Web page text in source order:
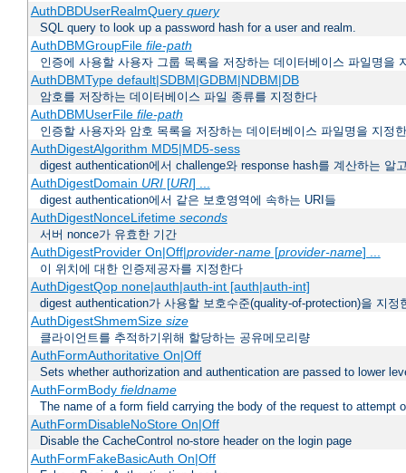
AuthDBDUserRealmQuery query
SQL query to look up a password hash for a user and realm.
AuthDBMGroupFile file-path
인증에 사용할 사용자 그룹 목록을 저장하는 데이터베이스 파일명을
AuthDBMType default|SDBM|GDBM|NDBM|DB
암호를 저장하는 데이터베이스 파일 종류를 지정한다
AuthDBMUserFile file-path
인증할 사용자와 암호 목록을 저장하는 데이터베이스 파일명을 지정
AuthDigestAlgorithm MD5|MD5-sess
digest authentication에서 challenge와 response hash를 계산하는 알
AuthDigestDomain URI[URI] ...
digest authentication에서 같은 보호영역에 속하는 URI들
AuthDigestNonceLifetime seconds
서버 nonce가 유효한 기간
AuthDigestProvider On|Off|provider-name[provider-name] ...
이 위치에 대한 인증제공자를 지정한다
AuthDigestQop none|auth|auth-int [auth|auth-int]
digest authentication가 사용할 보호수준(quality-of-protection)을 지정
AuthDigestShmemSize size
클라이언트를 추적하기위해 할당하는 공유메모리량
AuthFormAuthoritative On|Off
Sets whether authorization and authentication are passed to lower
AuthFormBody fieldname
The name of a form field carrying the body of the request to attempt
AuthFormDisableNoStore On|Off
Disable the CacheControl no-store header on the login page
AuthFormFakeBasicAuth On|Off